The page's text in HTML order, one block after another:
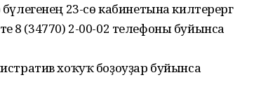
23-сө кабинетына килтерергә
8 (34770) 2-00-02 телефоны буйынса
хоҡуҡ боҙоуҙар буйынса